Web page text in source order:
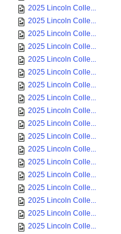
2025 Lincoln Colle...
2025 Lincoln Colle...
2025 Lincoln Colle...
2025 Lincoln Colle...
2025 Lincoln Colle...
2025 Lincoln Colle...
2025 Lincoln Colle...
2025 Lincoln Colle...
2025 Lincoln Colle...
2025 Lincoln Colle...
2025 Lincoln Colle...
2025 Lincoln Colle...
2025 Lincoln Colle...
2025 Lincoln Colle...
2025 Lincoln Colle...
2025 Lincoln Colle...
2025 Lincoln Colle...
2025 Lincoln Colle...